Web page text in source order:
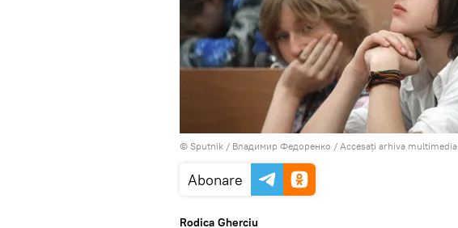
© Sputnik / Владимир Федоренко / Accesați arhiva multimedia
Abonare
Rodica Gherciu